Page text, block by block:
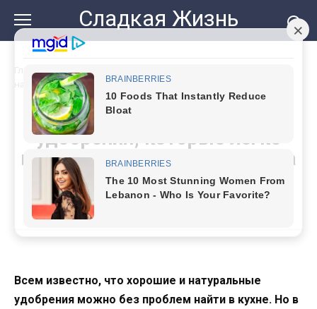
контенту
Сладкая Жизнь
найти на кухне: садоводам на заметку
2 самых неожиданных
удобрения, которые легко
найти на кухне: садоводам на
заметку
Всем известно, что хорошие и натуральные
удобрения можно без проблем найти в кухне. Но в